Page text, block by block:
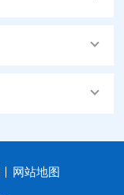
网站地图